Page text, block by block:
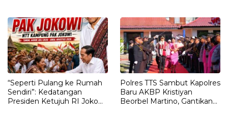
“Seperti Pulang ke Rumah
Sendiri”: Kedatangan
Presiden Ketujuh RI Joko
Polres TTS Sambut Kapolres
Baru AKBP Kristiyan
Beorbel Martino, Gantikan